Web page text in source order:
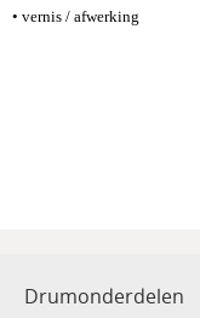
• vernis / afwerking
Drumonderdelen